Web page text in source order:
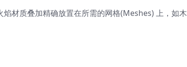
材质叠加精确放置在所需的网格(Meshes) 上，如木